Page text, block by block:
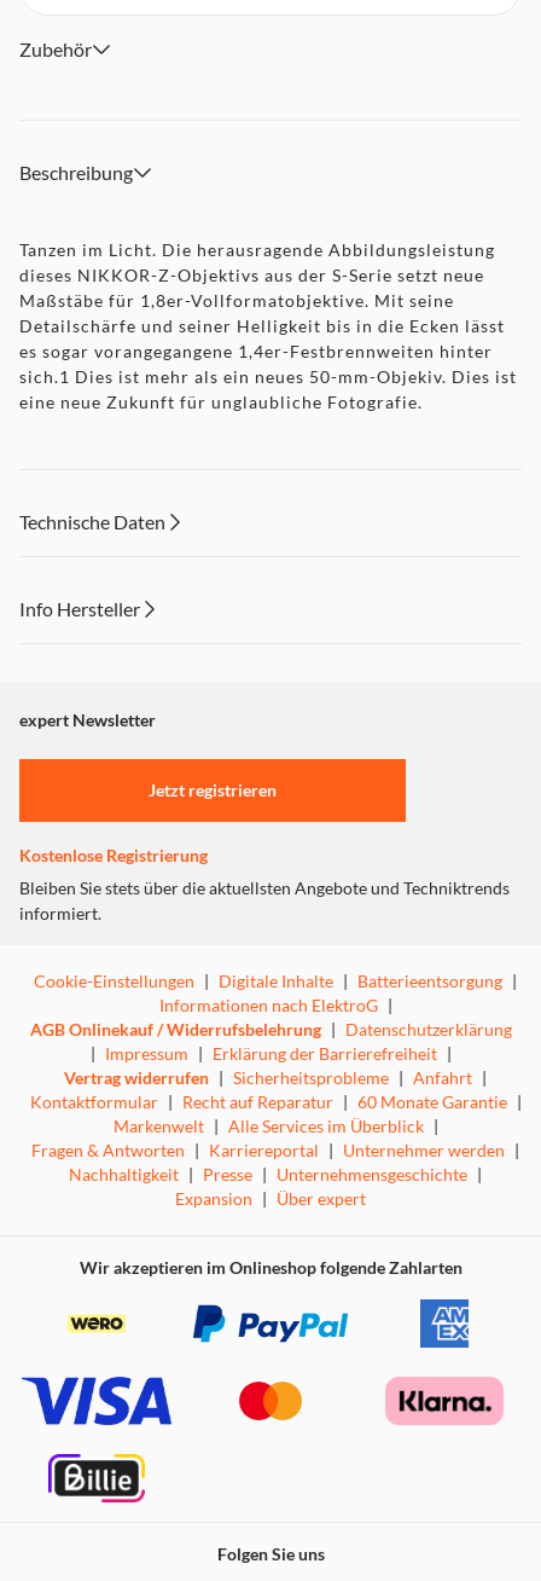
Inkl. Vorderer Objektivdeckel LC-62B (62 mm) mit
Zubehör
Beschreibung
Tanzen im Licht. Die herausragende Abbildungsleistung
dieses NIKKOR-Z-Objektivs aus der S-Serie setzt neue
Maßstäbe für 1,8er-Vollformatobjektive. Mit seine
Detailschärfe und seiner Helligkeit bis in die Ecken lässt
es sogar vorangegangene 1,4er-Festbrennweiten hinter
sich.1 Dies ist mehr als ein neues 50-mm-Objekiv. Dies ist
eine neue Zukunft für unglaubliche Fotografie.
Technische Daten
Info Hersteller
"Marketing".
Einstellungen anpassen
expert Newsletter
Jetzt registrieren
Kostenlose Registrierung
Bleiben Sie stets über die aktuellsten Angebote und Techniktrends
informiert.
Cookie-Einstellungen | Digitale Inhalte | Batterieentsorgung |
Informationen nach ElektroG |
AGB Onlinekauf / Widerrufsbelehrung | Datenschutzerklärung
| Impressum | Erklärung der Barrierefreiheit |
Vertrag widerrufen | Sicherheitsprobleme | Anfahrt |
Kontaktformular | Recht auf Reparatur | 60 Monate Garantie |
Markenwelt | Alle Services im Überblick |
Fragen & Antworten | Karriereportal | Unternehmer werden |
Nachhaltigkeit | Presse | Unternehmensgeschichte |
Expansion | Über expert
Wir akzeptieren im Onlineshop folgende Zahlarten
Folgen Sie uns